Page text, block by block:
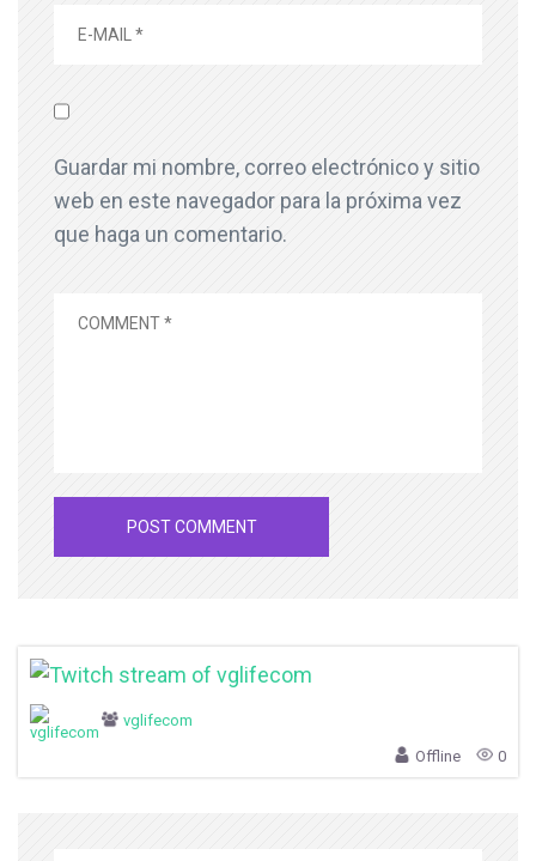
Guardar mi nombre, correo electrónico y sitio
web en este navegador para la próxima vez
que haga un comentario.
vglifecom
Offline 0